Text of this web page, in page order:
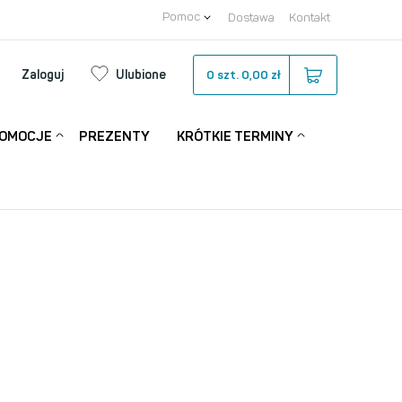
Pomoc Dostawa Kontakt
Zaloguj Ulubione 0 szt. 0,00 zł
PREZENTY KRÓTKIE TERMINY